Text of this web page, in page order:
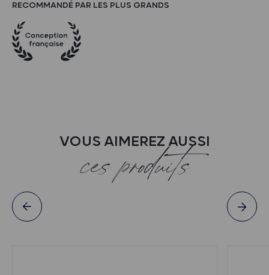
RECOMMANDÉ PAR LES PLUS GRANDS
VOUS AIMEREZ AUSSI
ces produits